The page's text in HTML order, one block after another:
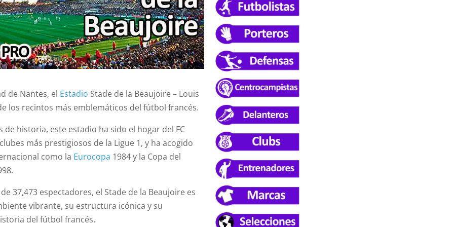
de Nantes, el Estadio Stade de la Beaujoire – Louis
los recintos más emblemáticos del fútbol francés.
de historia, este estadio ha sido el hogar del FC
más prestigiosos de la Ligue 1, y ha acogido
como la Eurocopa 1984 y la Copa del
37,473 espectadores, el Stade de la Beaujoire es
vibrante, su estructura icónica y su
del fútbol francés.